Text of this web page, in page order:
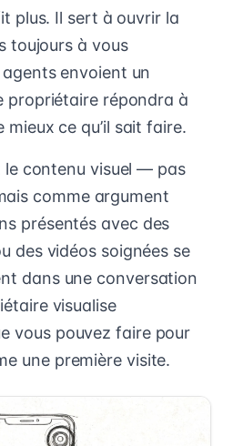
plus. Il sert à ouvrir la
toujours à vous
envoient un
propriétaire répondra à
ce qu’il sait faire.
le contenu visuel — pas
comme argument
présentés avec des
des vidéos soignées se
dans une conversation
visualise
vous pouvez faire pour
une première visite.